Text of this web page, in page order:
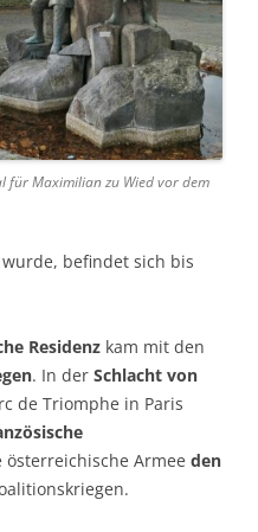
für Maximilian zu Wied vor dem
wurde, befindet sich bis
Residenz kam mit den
. In der Schlacht von
de Triomphe in Paris
österreichische Armee den